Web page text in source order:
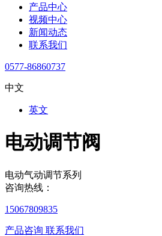
产品中心
视频中心
新闻动态
联系我们
0577-86860737
中文
英文
电动调节阀
电动气动调节系列
咨询热线：
15067809835
产品咨询 联系我们